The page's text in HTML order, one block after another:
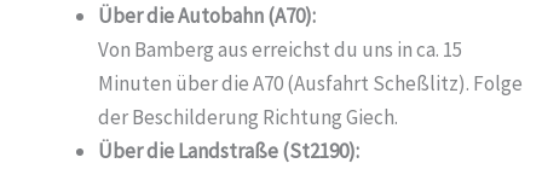
Über die Autobahn (A70):
Von Bamberg aus erreichst du uns in ca. 15
Minuten über die A70 (Ausfahrt Scheßlitz). Folge
der Beschilderung Richtung Giech.
Über die Landstraße (St2190):